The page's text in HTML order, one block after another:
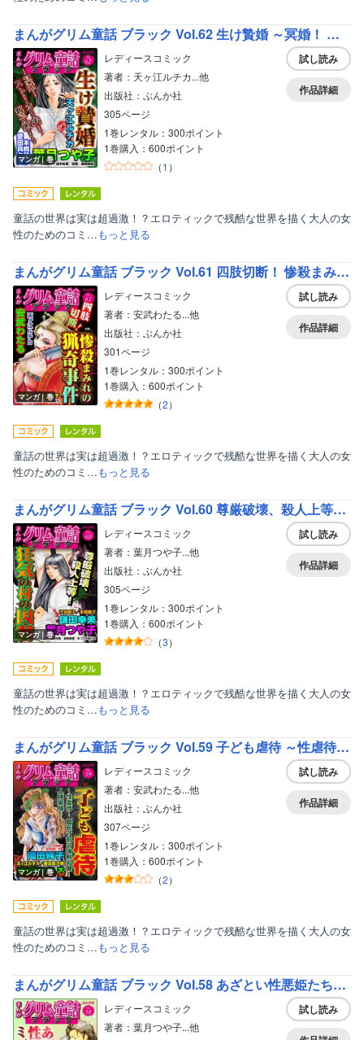
まんがグリム童話 ブラック Vol.62 生け贄婚 ～冥婚！ ストーカー夫！ 親子婚！～
マンガ｜巻
レディースコミック
著者：天ヶ江ルチカ...他
出版社：ぶんか社
305ページ
1巻レンタル：300ポイント
1巻購入：600ポイント
（1 ）
試し読み
作品詳細
童話の世界は実は超過激！？エロティックで残酷な世界を描く大人の女
性のためのコミ…もっと見る
まんがグリム童話 ブラック Vol.61 四肢切断！ 惨殺まみれの猟奇事件
マンガ｜巻
レディースコミック
著者：安武わたる...他
出版社：ぶんか社
301ページ
1巻レンタル：300ポイント
1巻購入：600ポイント
（2）
試し読み
作品詳細
童話の世界は実は超過激！？エロティックで残酷な世界を描く大人の女
性のためのコミ…もっと見る
まんがグリム童話 ブラック Vol.60 尊厳破壊、殺人上等！ 狂気の村の因習
マンガ｜巻
レディースコミック
著者：葉月つや子...他
出版社：ぶんか社
305ページ
1巻レンタル：300ポイント
1巻購入：600ポイント
（3）
試し読み
作品詳細
童話の世界は実は超過激！？エロティックで残酷な世界を描く大人の女
性のためのコミ…もっと見る
まんがグリム童話 ブラック Vol.59 子ども虐待 ～性虐待！ 餓死寸前の強制労働！ 人体実験！～
マンガ｜巻
レディースコミック
著者：安武わたる...他
出版社：ぶんか社
307ページ
1巻レンタル：300ポイント
1巻購入：600ポイント
（2）
試し読み
作品詳細
童話の世界は実は超過激！？エロティックで残酷な世界を描く大人の女
性のためのコミ…もっと見る
まんがグリム童話 ブラック Vol.58 あざとい性悪姫たちのミジメな末路
レディースコミック
著者：葉月つや子...他
試し読み